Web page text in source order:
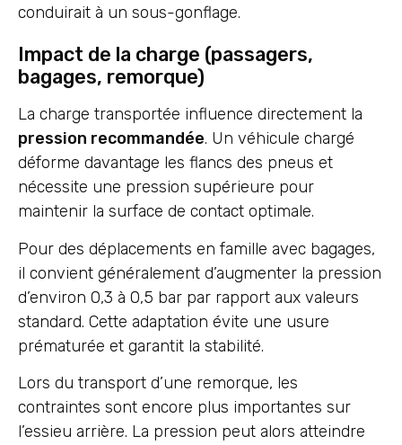
conduirait à un sous-gonflage.
Impact de la charge (passagers,
bagages, remorque)
La charge transportée influence directement la
pression recommandée. Un véhicule chargé
déforme davantage les flancs des pneus et
nécessite une pression supérieure pour
maintenir la surface de contact optimale.
Pour des déplacements en famille avec bagages,
il convient généralement d’augmenter la pression
d’environ 0,3 à 0,5 bar par rapport aux valeurs
standard. Cette adaptation évite une usure
prématurée et garantit la stabilité.
Lors du transport d’une remorque, les
contraintes sont encore plus importantes sur
l’essieu arrière. La pression peut alors atteindre